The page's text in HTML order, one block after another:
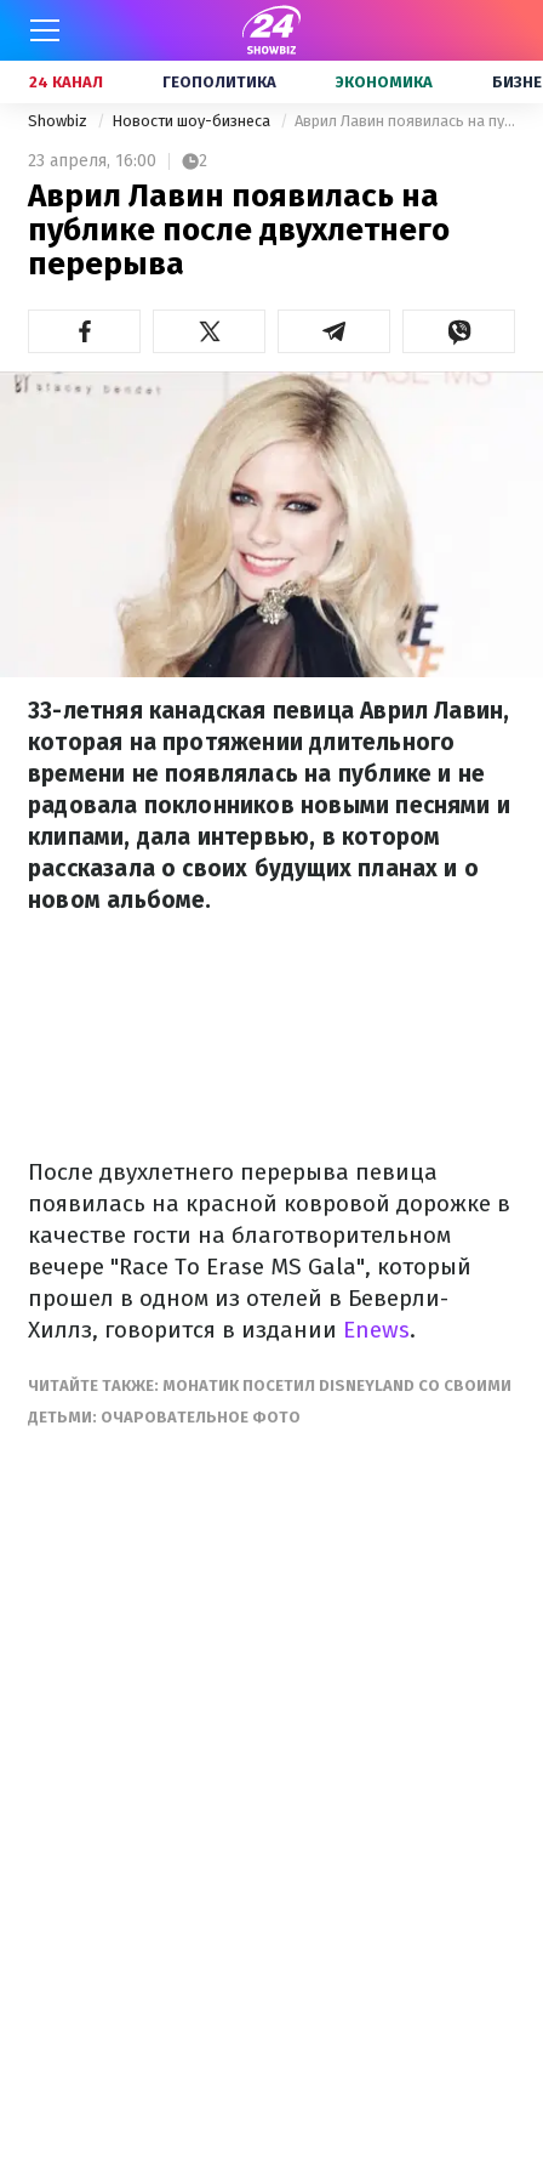
24 КАНАЛ ГЕОПОЛИТИКА ЭКОНОМИКА
Showbiz Новости шоу-бизнеса Аврил Лавин появилась на публике после двухлетнего перерыва
23 апреля, 16:00 2
Аврил Лавин появилась на
публике после двухлетнего
перерыва
33-летняя канадская певица Аврил Лавин,
которая на протяжении длительного
времени не появлялась на публике и не
радовала поклонников новыми песнями и
клипами, дала интервью, в котором
рассказала о своих будущих планах и о
новом альбоме.
После двухлетнего перерыва певица
появилась на красной ковровой дорожке в
качестве гости на благотворительном
вечере "Race To Erase MS Gala", который
прошел в одном из отелей в Беверли-
Хиллз, говорится в издании Enews.
ЧИТАЙТЕ ТАКЖЕ: МОНАТИК ПОСЕТИЛ DISNEYLAND СО СВОИМИ
ДЕТЬМИ: ОЧАРОВАТЕЛЬНОЕ ФОТО